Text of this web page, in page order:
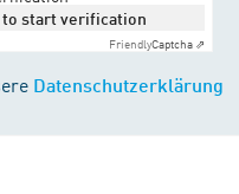
to start verification
FriendlyCaptcha ⇗
Datenschutzerklärung